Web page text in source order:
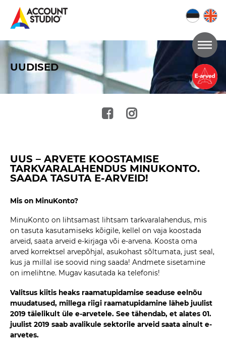
Mine
lehe
sisuUUDISED
UUS – ARVETE KOOSTAMISE
TARKVARALAHENDUS MINUKONTO.
SAADA TASUTA E-ARVEID!
Mis on MinuKonto?
MinuKonto on lihtsamast lihtsam tarkvaralahendus, mis
on tasuta kasutamiseks kõigile, kellel on vaja koostada
arveid, saata arveid e-kirjaga või e-arvena. Koosta oma
arved korrektsel arvepõhjal, asukohast sõltumata, just seal,
kus ja millal ise soovid ning saada! Andmete sisetamine
on imelihtne. Mugav kasutada ka telefonis!
Valitsus kiitis heaks raamatupidamise seaduse eelnõu
muudatused, millega riigi raamatupidamine läheb juulist
2019 täielikult üle e-arvetele. See tähendab, et alates 01.
juulist 2019 saab avalikule sektorile arveid saata ainult e-
arvetes.